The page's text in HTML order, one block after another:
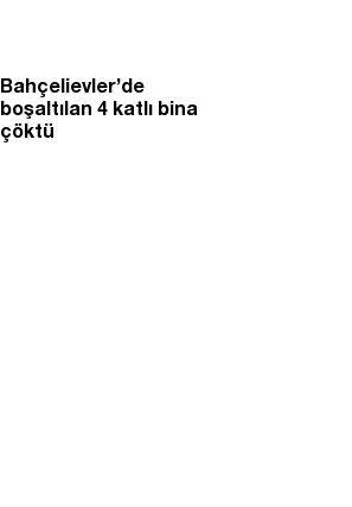
Bahçelievler’de
boşaltılan 4 katlı bina
çöktü